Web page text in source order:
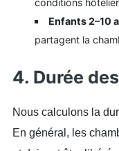
conditions
Enfants 2–10
partagent la
4. Durée
Nous calculons la
En général, les